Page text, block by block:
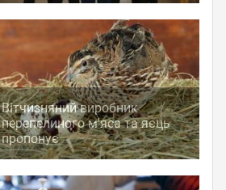
Вітчизняний виробник
перепелиного м'яса та яєць
пропонує